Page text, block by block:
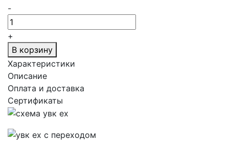
-
+
В корзину
Характеристики
Описание
Оплата и доставка
Сертификаты